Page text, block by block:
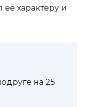
характеру и
на 25